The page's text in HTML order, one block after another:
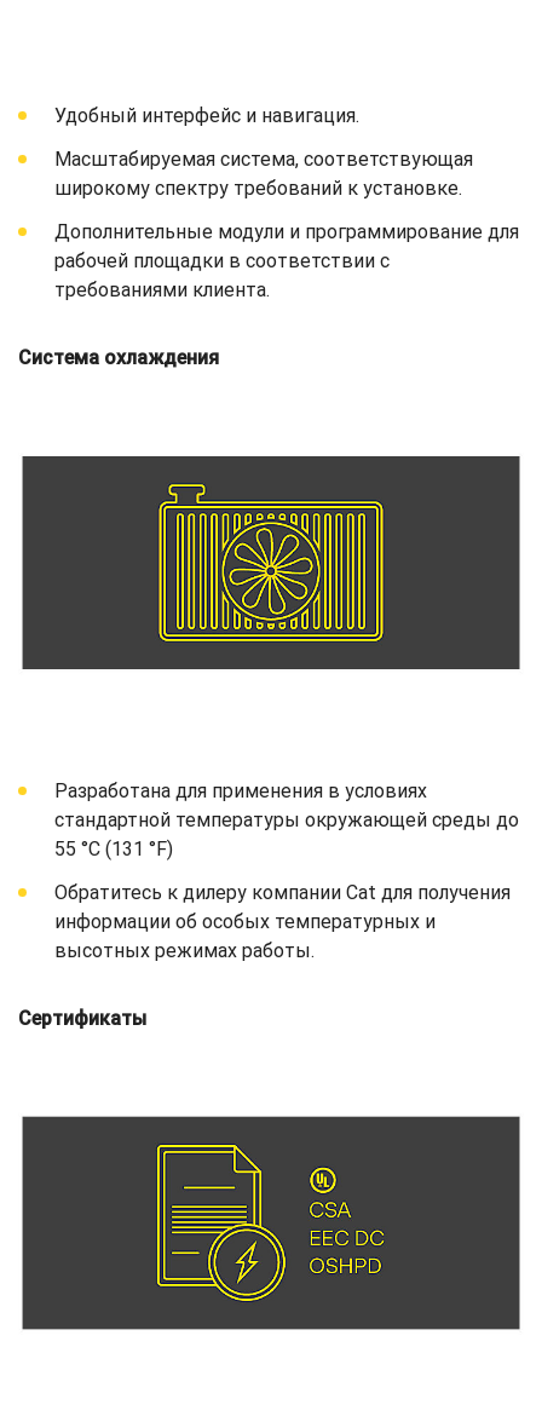
Удобный интерфейс и навигация.
Масштабируемая система, соответствующая
широкому спектру требований к установке.
Дополнительные модули и программирование для
рабочей площадки в соответствии с
требованиями клиента.
Система охлаждения
Разработана для применения в условиях
стандартной температуры окружающей среды до
55 °C (131 °F)
Обратитесь к дилеру компании Cat для получения
информации об особых температурных и
высотных режимах работы.
Сертификаты